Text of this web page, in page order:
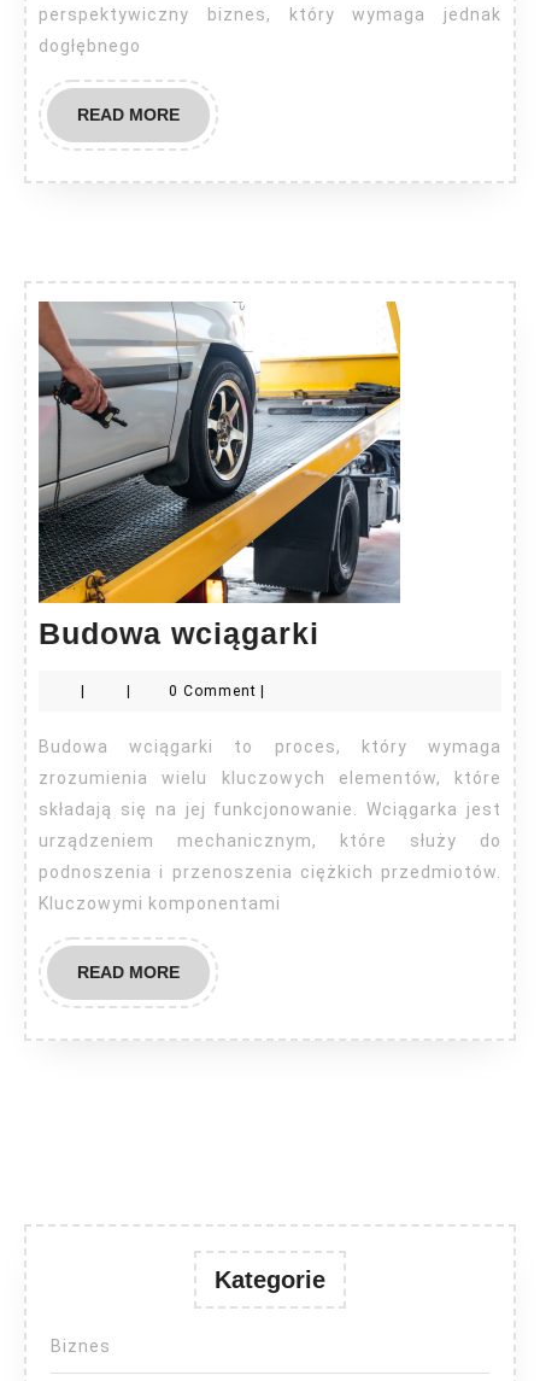
perspektywiczny biznes, który wymaga jednak
dogłębnego
READ MOREREAD
MORE
Budowa wciągarki
0 Comment
Budowa wciągarki to proces, który wymaga
zrozumienia wielu kluczowych elementów, które
składają się na jej funkcjonowanie. Wciągarka jest
urządzeniem mechanicznym, które służy do
podnoszenia i przenoszenia ciężkich przedmiotów.
Kluczowymi komponentami
READ MOREREAD
MORE
Kategorie
Biznes